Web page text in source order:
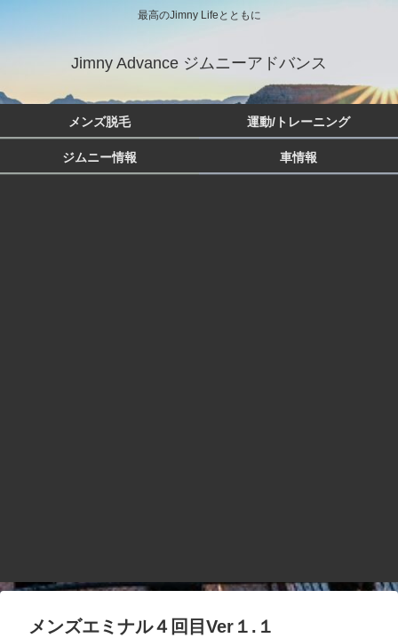
最高のJimny Lifeとともに
Jimny Advance ジムニーアドバンス
メンズ脱毛 運動/トレーニング
ジムニー情報 車情報
メンズエミナル４回目Ver１.１